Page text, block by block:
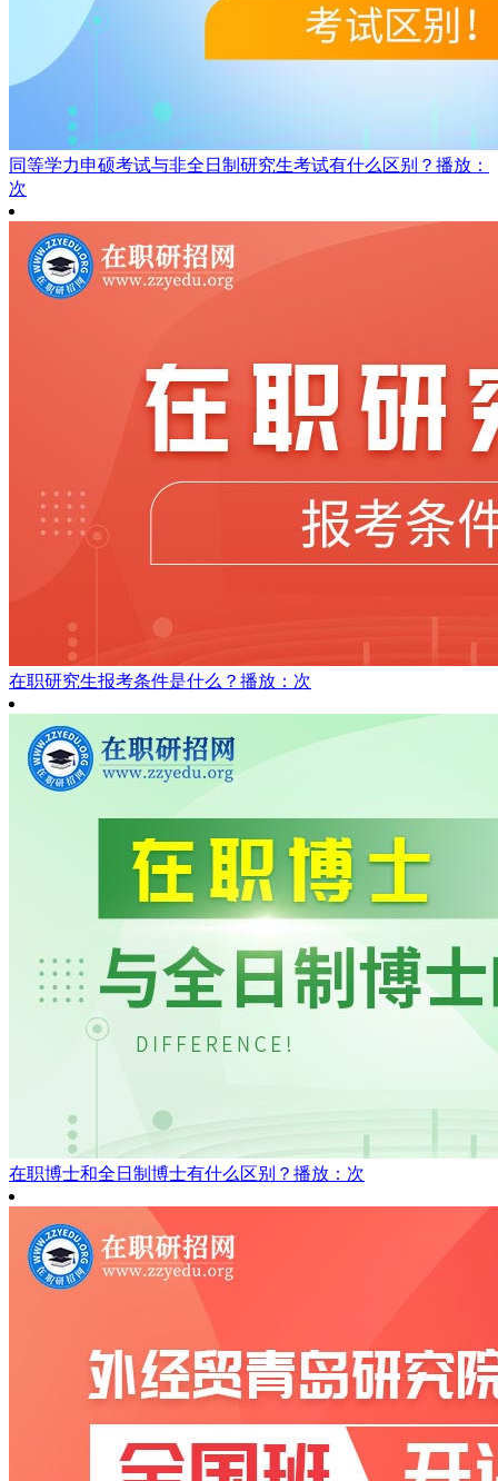
同等学力申硕考试与非全日制研究生考试有什么区别？ 播放：
次
在职研究生报考条件是什么？ 播放：次
在职博士和全日制博士有什么区别？ 播放：次